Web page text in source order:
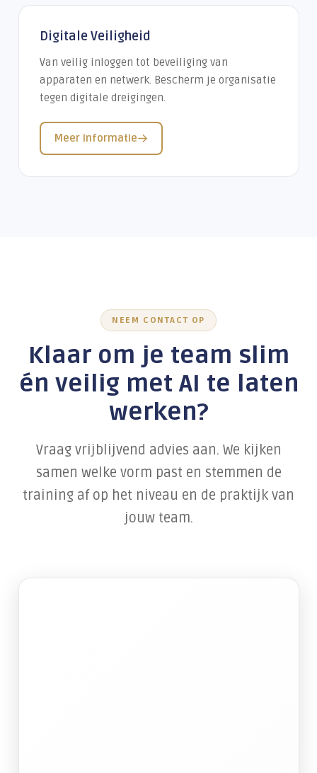
Digitale Veiligheid
Van veilig inloggen tot beveiliging van
apparaten en netwerk. Bescherm je organisatie
tegen digitale dreigingen.
Meer informatie
NEEM CONTACT OP
Klaar om je team slim
én veilig met AI te laten
werken?
Vraag vrijblijvend advies aan. We kijken
samen welke vorm past en stemmen de
training af op het niveau en de praktijk van
jouw team.